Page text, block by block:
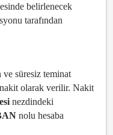
belirlenecek
tarafından
ve süresiz teminat
olarak verilir. Nakit
nezdindeki
nolu hesaba